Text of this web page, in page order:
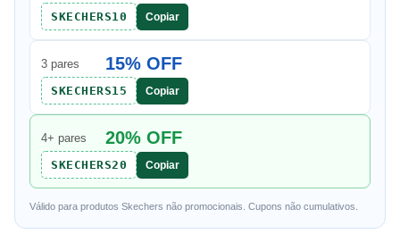
SKECHERS10 Copiar
3 pares 15% OFF
SKECHERS15 Copiar
4+ pares 20% OFF
SKECHERS20 Copiar
Válido para produtos Skechers não promocionais. Cupons não cumulativos.